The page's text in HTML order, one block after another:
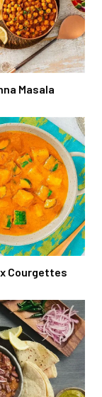
Masala
Courgettes